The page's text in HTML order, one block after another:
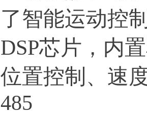
了智能运动控
DSP芯片，内
位置控制、速
485